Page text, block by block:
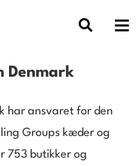
Denmark
har ansvaret for den
Groups kæder og
753 butikker og